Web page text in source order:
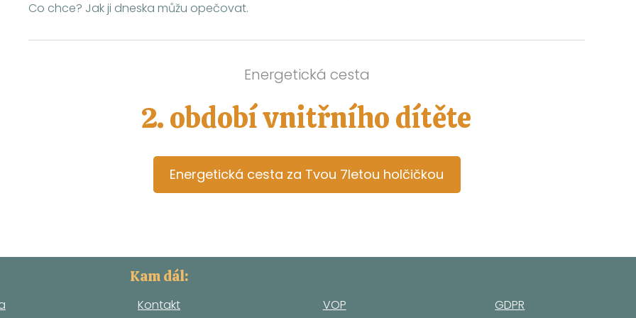
Co chce? Jak ji dneska můžu opečovat.
Energetická cesta
2. období vnitřního dítěte
Energetická cesta za Tvou 7letou holčičkou
Kam dál:
Kontakt VOP GDPR